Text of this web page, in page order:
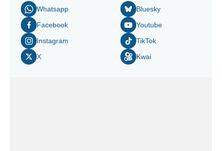
Whatsapp
Facebook
Instagram
X
Bluesky
Youtube
TikTok
Kwai